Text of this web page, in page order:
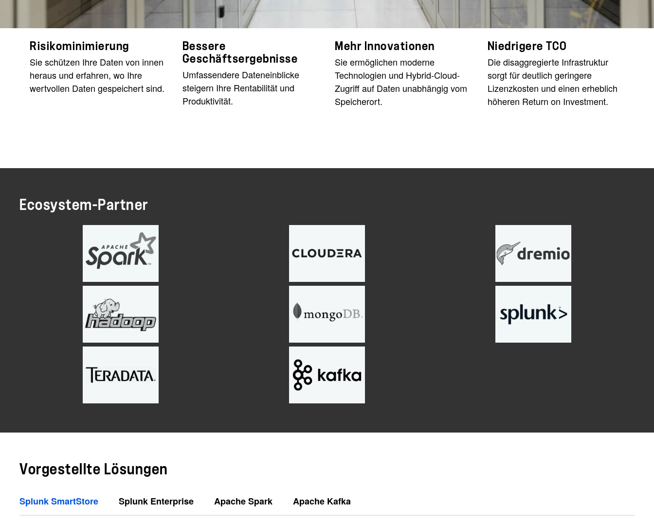
Risikominimierung
Sie schützen Ihre Daten von innen
heraus und erfahren, wo Ihre
wertvollen Daten gespeichert sind.
Bessere
Geschäftsergebnisse
Umfassendere Dateneinblicke
steigern Ihre Rentabilität und
Produktivität.
Mehr Innovationen
Sie ermöglichen moderne
Technologien und Hybrid-Cloud-
Zugriff auf Daten unabhängig vom
Speicherort.
Niedrigere TCO
Die disaggregierte Infrastruktur
sorgt für deutlich geringere
Lizenzkosten und einen erheblich
höheren Return on Investment.
Ecosystem-Partner
Vorgestellte Lösungen
Splunk SmartStore Splunk Enterprise Apache Spark Apache Kafka